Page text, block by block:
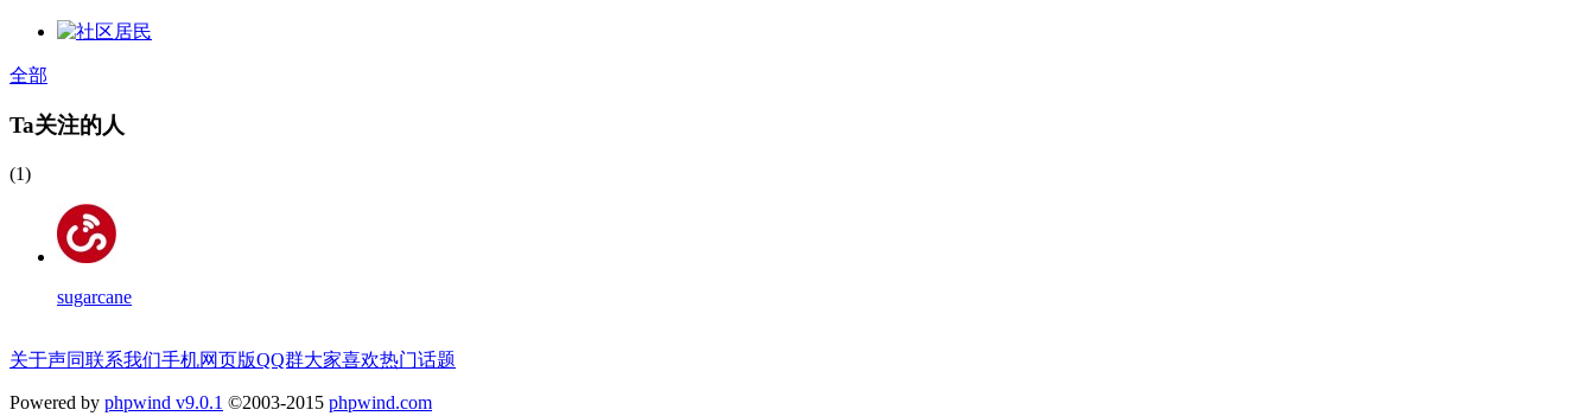
全部
Ta关注的人
(1)
sugarcane
关于声同联系我们手机网页版QQ群大家喜欢热门话题
Powered by phpwind v9.0.1 ©2003-2015 phpwind.com